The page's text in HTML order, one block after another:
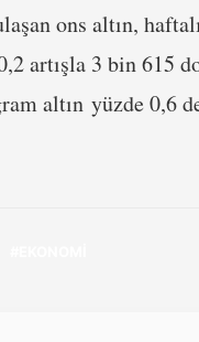
ons altın,
artışla 3 bin 615
altın yüzde 0,6